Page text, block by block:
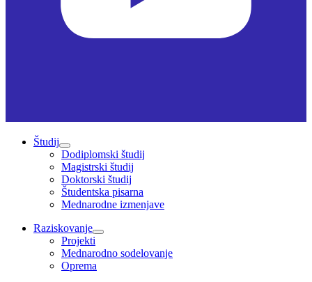
Študij
Dodiplomski študij
Magistrski študij
Doktorski študij
Študentska pisarna
Mednarodne izmenjave
Raziskovanje
Projekti
Mednarodno sodelovanje
Oprema